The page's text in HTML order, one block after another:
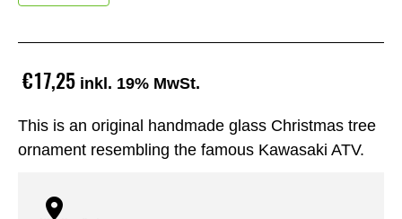
This is an original handmade glass Christmas tree
ornament resembling the famous Kawasaki ATV.
€17,25 inkl. 19% MwSt.